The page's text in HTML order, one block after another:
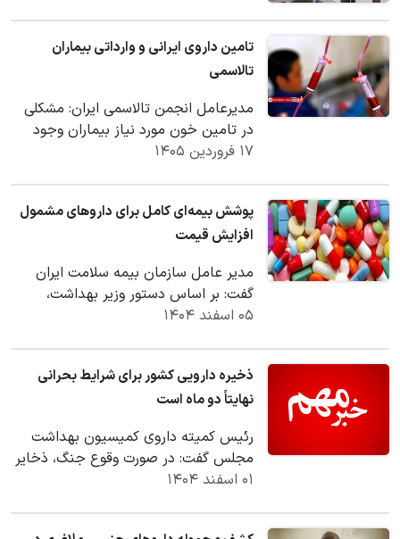
تامین داروی ایرانی و وارداتی بیماران
تالاسمی
مدیرعامل انجمن تالاسمی ایران: مشکلی
در تامین خون مورد نیاز بیماران وجود
ندارد.
۱۷ فروردین ۱۴۰۵
پوشش بیمه‌ای کامل برای داروهای مشمول
افزایش قیمت
مدیر عامل سازمان بیمه سلامت ایران
گفت: بر اساس دستور وزیر بهداشت،
افزایش قیمت دارو ابتدا توسط شورای
۰۵ اسفند ۱۴۰۴
ذخیره دارویی کشور برای شرایط بحرانی
نهایتاً دو ماه است
رئیس کمیته داروی کمیسیون بهداشت
مجلس گفت: در صورت وقوع جنگ، ذخایر
دارویی کشور نهایتاً تا دو ماه کفایت
۰۱ اسفند ۱۴۰۴